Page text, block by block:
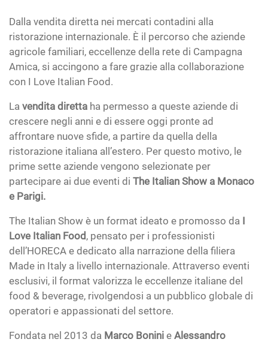
Dalla vendita diretta nei mercati contadini alla
ristorazione internazionale. È il percorso che aziende
agricole familiari, eccellenze della rete di Campagna
Amica, si accingono a fare grazie alla collaborazione
con I Love Italian Food.
La vendita diretta ha permesso a queste aziende di
crescere negli anni e di essere oggi pronte ad
affrontare nuove sfide, a partire da quella della
ristorazione italiana all’estero. Per questo motivo, le
prime sette aziende vengono selezionate per
partecipare ai due eventi di The Italian Show a Monaco
e Parigi.
The Italian Show è un format ideato e promosso da I
Love Italian Food , pensato per i professionisti
dell’HORECA e dedicato alla narrazione della filiera
Made in Italy a livello internazionale. Attraverso eventi
esclusivi, il format valorizza le eccellenze italiane del
food & beverage, rivolgendosi a un pubblico globale di
operatori e appassionati del settore.
Fondata nel 2013 da Marco Bonini e Alessandro